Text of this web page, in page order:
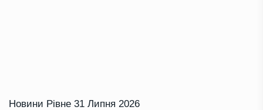
Новини Рівне 31 Липня 2026